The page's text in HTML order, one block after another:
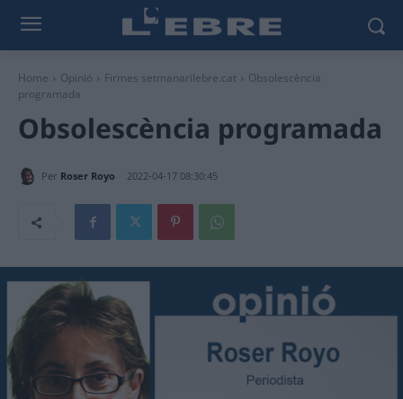
Home Opinió Firmes setmanarilebre.cat
Obsolescència
programada
Obsolescència programada
Per Roser Royo 2022-04-17 08:30:45